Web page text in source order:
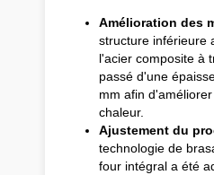
Amélioration des
structure inférieure
l'acier composite à
passé d'une
mm afin
chaleur.
Ajustement du
technologie de
four intégral a été